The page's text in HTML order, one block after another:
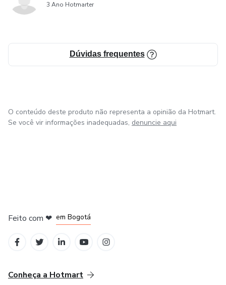
3 Ano Hotmarter
Dúvidas frequentes
O conteúdo deste produto não representa a opinião da Hotmart.
Se você vir informações inadequadas, denuncie aqui
Feito com ❤ em Bogotá
Conheça a Hotmart